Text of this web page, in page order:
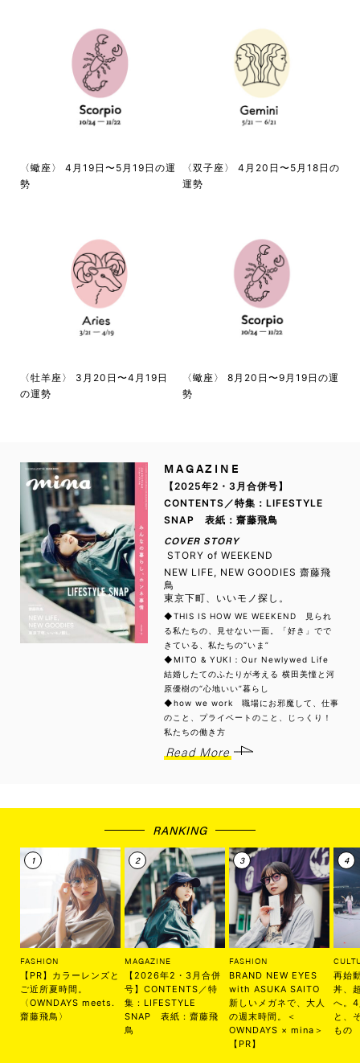
〈蠍座〉 4月19日〜5月19日の運
勢
〈双子座〉 4月20日〜5月18日の
運勢
〈牡羊座〉 3月20日〜4月19日
の運勢
〈蠍座〉 8月20日〜9月19日の運
勢
MAGAZINE
【2025年2・3月合併号】
CONTENTS／特集：LIFESTYLE
SNAP 表紙：齋藤飛鳥
COVER STORY
STORY of WEEKEND
NEW LIFE, NEW GOODIES 齋藤飛
鳥
東京下町、いいモノ探し。
◆THIS IS HOW WE WEEKEND 見られ
る私たちの、見せない一面。「好き」でで
きている、私たちの“いま”
◆MITO & YUKI：Our Newlywed Life
結婚したてのふたりが考える 横田美憧と河
原優樹の“心地いい”暮らし
◆how we work 職場にお邪魔して、仕事
のこと、プライベートのこと、じっくり！
私たちの働き方
Read More
RANKING
FASHION
【PR】カラーレンズと
ご近所夏時間。
〈OWNDAYS meets.
齋藤飛鳥〉
MAGAZINE
【2026年2・3月合併
号】CONTENTS／特
集：LIFESTYLE
SNAP 表紙：齋藤飛
鳥
FASHION
BRAND NEW EYES
with ASUKA SAITO
新しいメガネで、大人
の週末時間。＜
OWNDAYS × mina＞
【PR】
再始
丼、
へ。
と、
もの